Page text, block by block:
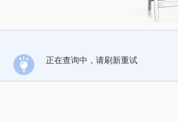
正在查询中，请刷新重试